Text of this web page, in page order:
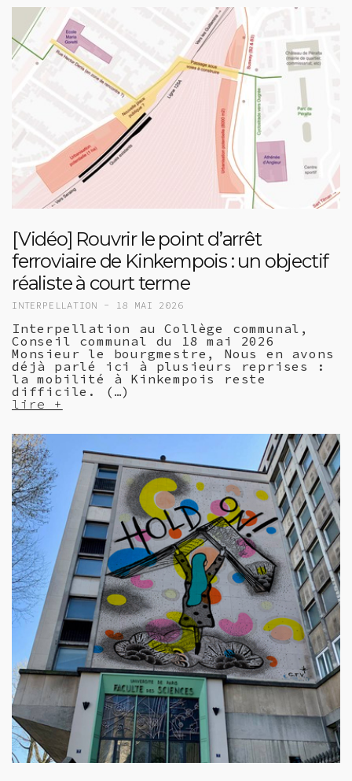
[Vidéo] Rouvrir le point d’arrêt
ferroviaire de Kinkempois : un objectif
réaliste à court terme
INTERPELLATION - 18 MAI 2026
Interpellation au Collège communal,
Conseil communal du 18 mai 2026
Monsieur le bourgmestre, Nous en avons
déjà parlé ici à plusieurs reprises :
la mobilité à Kinkempois reste
difficile. (…)
lire +